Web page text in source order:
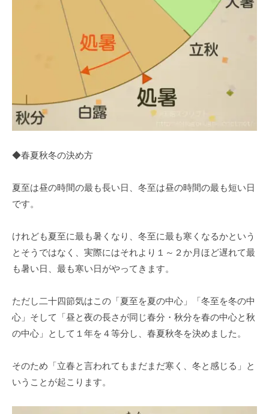
◆春夏秋冬の決め方
夏至は昼の時間の最も長い日、冬至は昼の時間の最も短い日
です。
けれども夏至に最も暑くなり、冬至に最も寒くなるかという
とそうではなく、実際にはそれより１～２か月ほど遅れて最
も暑い日、最も寒い日がやってきます。
ただし二十四節気はこの「夏至を夏の中心」「冬至を冬の中
心」そして「昼と夜の長さが同じ春分・秋分を春の中心と秋
の中心」として１年を４等分し、春夏秋冬を決めました。
そのため「立春と言われてもまだまだ寒く、冬と感じる」と
いうことが起こります。